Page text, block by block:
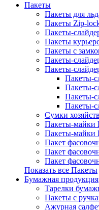
Пакеты
Пакеты для
Пакеты Zip-
Пакеты-
Пакеты
Пакеты с
Пакеты-
Пакеты-
Пакеты-
Пакеты-
Пакеты-
Пакеты-
Сумки
Пакеты-майки
Пакеты-майки
Пакет
Пакет
Пакет
Показать все Пакеты
Бумажная продукция
Тарелки
Пакеты с
Ажурная